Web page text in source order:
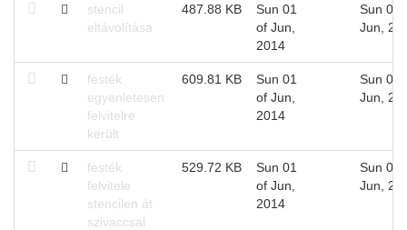
stencil
eltávolítása
487.88 KB
Sun 01
of Jun,
2014
Sun 01
Jun,
festék
egyenletesen
felvitelre
került
609.81 KB
Sun 01
of Jun,
2014
Sun 01
Jun,
festék
felvitele
stencilen át
szivaccsal
529.72 KB
Sun 01
of Jun,
2014
Sun 01
Jun,